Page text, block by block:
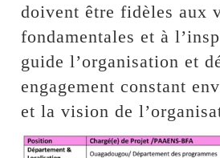
doivent être fidèles aux
fondamentales et à
guide l’organisation et
engagement constant
et la vision de